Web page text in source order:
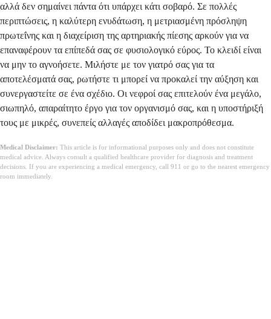
αλλά δεν σημαίνει πάντα ότι υπάρχει κάτι σοβαρό. Σε πολλές
περιπτώσεις, η καλύτερη ενυδάτωση, η μετριασμένη πρόσληψη
πρωτεΐνης και η διαχείριση της αρτηριακής πίεσης αρκούν για να
επαναφέρουν τα επίπεδά σας σε φυσιολογικό εύρος. Το κλειδί είναι
να μην το αγνοήσετε. Μιλήστε με τον γιατρό σας για τα
αποτελέσματά σας, ρωτήστε τι μπορεί να προκαλεί την αύξηση και
συνεργαστείτε σε ένα σχέδιο. Οι νεφροί σας επιτελούν ένα μεγάλο,
σιωπηλό, απαραίτητο έργο για τον οργανισμό σας, και η υποστήριξή
τους με μικρές, συνεπείς αλλαγές αποδίδει μακροπρόθεσμα.
Medical Disclaimer: This article is for informational purposes only and does not constitute
medical advice. Always consult a qualified healthcare provider for diagnosis and treatment
decisions. If you are experiencing a medical emergency, call 911 or go to the nearest emergency
room immediately.